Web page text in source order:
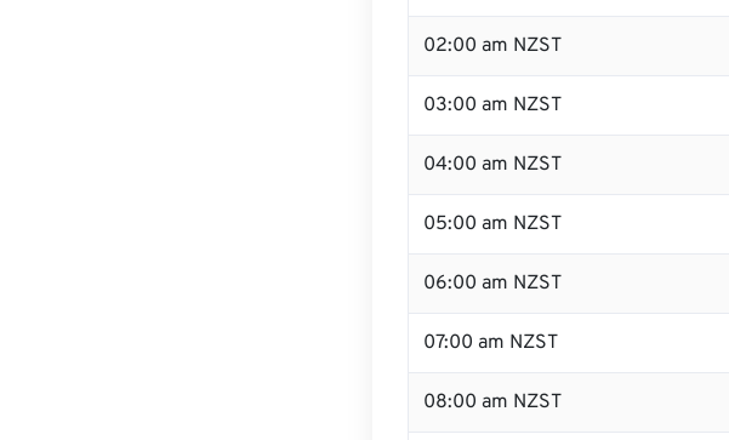
02:00 am NZST
03:00 am NZST
04:00 am NZST
05:00 am NZST
06:00 am NZST
07:00 am NZST
08:00 am NZST